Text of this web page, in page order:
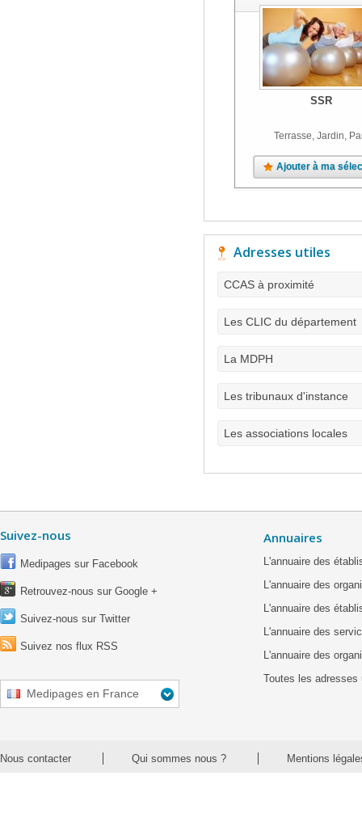
SSR
Terrasse, Jardin,
Ajouter à ma
Adresses utiles
CCAS à proximité
Les CLIC du département
La MDPH
Les tribunaux d'instance
Les associations locales
Suivez-nous
Medipages sur Facebook
Retrouvez-nous sur Google +
Suivez-nous sur Twitter
Suivez nos flux RSS
Medipages en France
Annuaires
L'annuaire des
L'annuaire des
L'annuaire des
L'annuaire des
L'annuaire des
Toutes les adresses
Nous contacter Qui sommes nous ? Mentions